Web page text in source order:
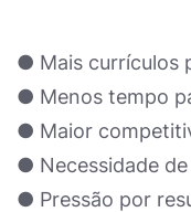
● Mais currículos
● Menos tempo
● Maior
● Necessidade
● Pressão por